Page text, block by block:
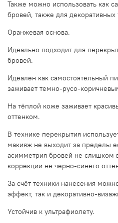
Также можно использовать как
бровей, также для декоративных
Оранжевая основа.
Идеально подходит для
бровей.
Идеален как самостоятельный
заживает темно-русо-
На тёплой коже заживает
оттенком.
В технике перекрытия
макияж не выходит за пределы
асимметрия бровей не слишком
коррекции не черно-синего
За счёт техники нанесения
эффект, так и декоративно-
Устойчив к ультрафиолету.